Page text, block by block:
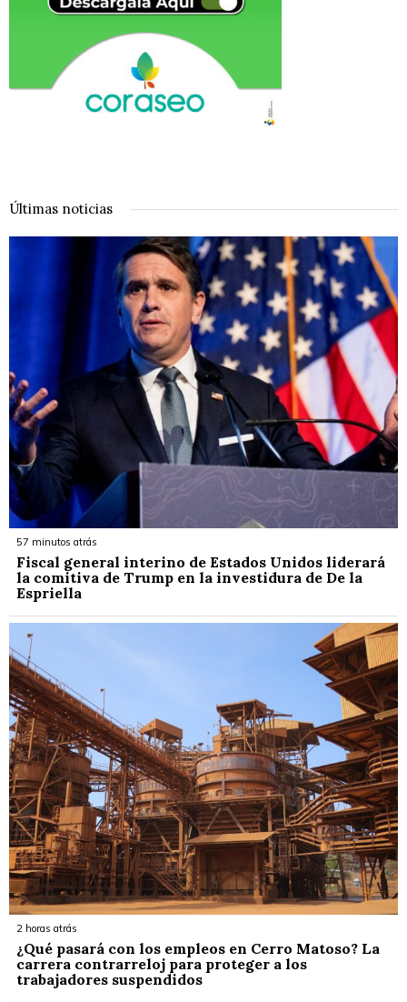
Últimas noticias
57 minutos atrás
Fiscal general interino de Estados Unidos liderará
la comitiva de Trump en la investidura de De la
Espriella
2 horas atrás
¿Qué pasará con los empleos en Cerro Matoso? La
carrera contrarreloj para proteger a los
trabajadores suspendidos